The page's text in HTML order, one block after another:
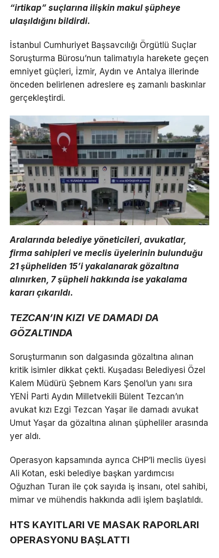
“irtikap” suçlarına ilişkin makul şüpheye
ulaşıldığını bildirdi.
İstanbul Cumhuriyet Başsavcılığı Örgütlü Suçlar
Soruşturma Bürosu’nun talimatıyla harekete geçen
emniyet güçleri, İzmir, Aydın ve Antalya illerinde
önceden belirlenen adreslere eş zamanlı baskınlar
gerçekleştirdi.
Aralarında belediye yöneticileri, avukatlar,
firma sahipleri ve meclis üyelerinin bulunduğu
21 şüpheliden 15’i yakalanarak gözaltına
alınırken, 7 şüpheli hakkında ise yakalama
kararı çıkarıldı.
TEZCAN’IN KIZI VE DAMADI DA
GÖZALTINDA
Soruşturmanın son dalgasında gözaltına alınan
kritik isimler dikkat çekti. Kuşadası Belediyesi Özel
Kalem Müdürü Şebnem Kars Şenol’un yanı sıra
YENİ Parti Aydın Milletvekili Bülent Tezcan’ın
avukat kızı Ezgi Tezcan Yaşar ile damadı avukat
Umut Yaşar da gözaltına alınan şüpheliler arasında
yer aldı.
Operasyon kapsamında ayrıca CHP’li meclis üyesi
Ali Kotan, eski belediye başkan yardımcısı
Oğuzhan Turan ile çok sayıda iş insanı, otel sahibi,
mimar ve mühendis hakkında adli işlem başlatıldı.
HTS KAYITLARI VE MASAK RAPORLARI
OPERASYONU BAŞLATTI